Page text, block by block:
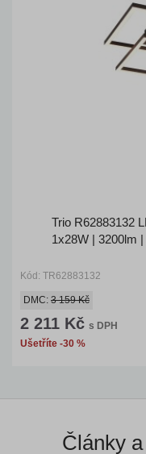
Trio R62883132
1x28W | 3200lm
Kód: TR62883132
DMC: 3 159 Kč
2 211 Kč s DPH
Ušetříte -30 %
Články